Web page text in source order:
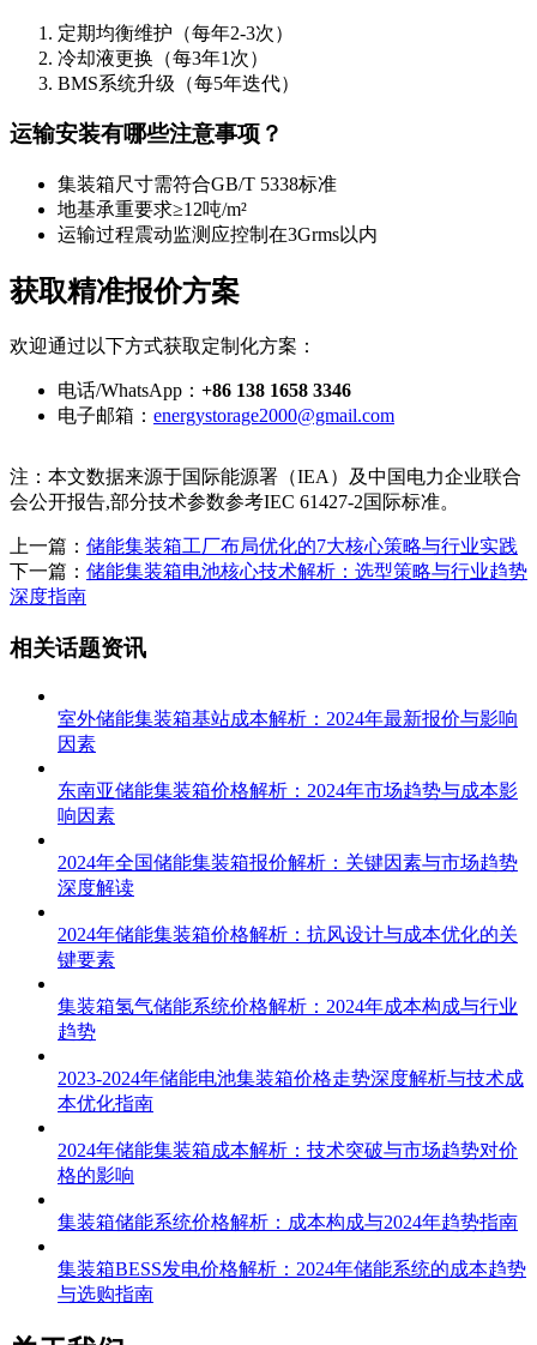
定期均衡维护（每年2-3次）
冷却液更换（每3年1次）
BMS系统升级（每5年迭代）
运输安装有哪些注意事项？
集装箱尺寸需符合GB/T 5338标准
地基承重要求≥12吨/m²
运输过程震动监测应控制在3Grms以内
获取精准报价方案
欢迎通过以下方式获取定制化方案：
电话/WhatsApp： +86 138 1658 3346
电子邮箱： energystorage2000@gmail.com
注：本文数据来源于国际能源署（IEA）及中国电力企业联合
会公开报告,部分技术参数参考IEC 61427-2国际标准。
上一篇： 储能集装箱工厂布局优化的7大核心策略与行业实践
下一篇： 储能集装箱电池核心技术解析：选型策略与行业趋势
深度指南
相关话题资讯
室外储能集装箱基站成本解析：2024年最新报价与影响
因素
东南亚储能集装箱价格解析：2024年市场趋势与成本影
响因素
2024年全国储能集装箱报价解析：关键因素与市场趋势
深度解读
2024年储能集装箱价格解析：抗风设计与成本优化的关
键要素
集装箱氢气储能系统价格解析：2024年成本构成与行业
趋势
2023-2024年储能电池集装箱价格走势深度解析与技术成
本优化指南
2024年储能集装箱成本解析：技术突破与市场趋势对价
格的影响
集装箱储能系统价格解析：成本构成与2024年趋势指南
集装箱BESS发电价格解析：2024年储能系统的成本趋势
与选购指南